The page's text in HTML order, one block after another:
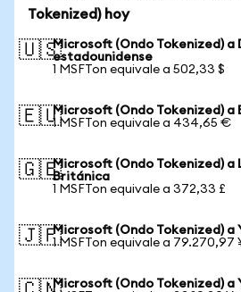
Tokenized) hoy
🇺🇸Microsoft (Ondo Tokenized) a
estadounidense
1 MSFTon equivale a 502,33 $
🇪🇺Microsoft (Ondo Tokenized) a
1 MSFTon equivale a 434,65 €
🇬🇧Microsoft (Ondo Tokenized) a
Británica
1 MSFTon equivale a 372,33 £
🇯🇵Microsoft (Ondo Tokenized) a
1 MSFTon equivale a 79.270,97
Microsoft (Ondo Tokenized) a